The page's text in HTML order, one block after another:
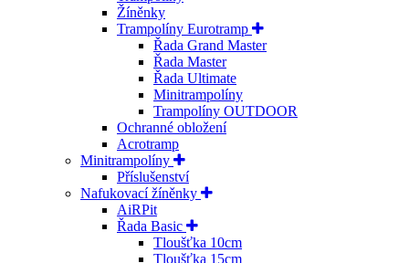
Žíněnky
Trampolíny Eurotramp
Řada Grand Master
Řada Master
Řada Ultimate
Minitrampolíny
Trampolíny OUTDOOR
Ochranné obložení
Acrotramp
Minitrampolíny
Příslušenství
Nafukovací žíněnky
AiRPit
Řada Basic
Tloušťka 10cm
Tloušťka 15cm